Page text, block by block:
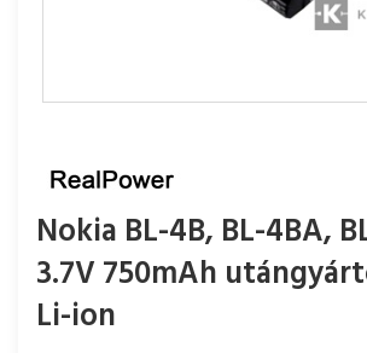
Nokia BL-4B, BL-4BA,
3.7V 750mAh
Li-ion